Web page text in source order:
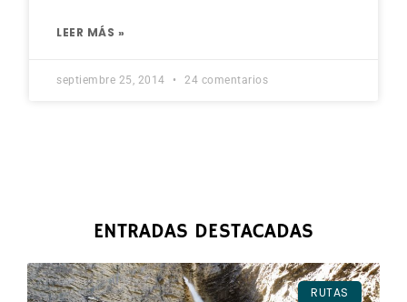
LEER MÁS »
septiembre 25, 2014 24 comentarios
ENTRADAS DESTACADAS
RUTAS